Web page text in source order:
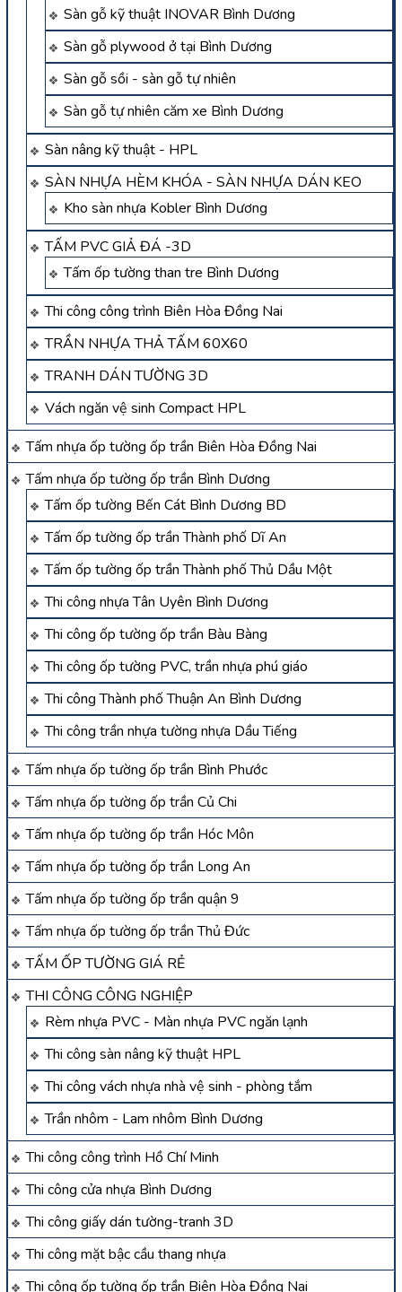
Sàn gỗ kỹ thuật INOVAR Bình Dương
Sàn gỗ plywood ở tại Bình Dương
Sàn gỗ sồi - sàn gỗ tự nhiên
Sàn gỗ tự nhiên căm xe Bình Dương
Sàn nâng kỹ thuật - HPL
SÀN NHỰA HÈM KHÓA - SÀN NHỰA DÁN KEO
Kho sàn nhựa Kobler Bình Dương
TẤM PVC GIẢ ĐÁ -3D
Tấm ốp tường than tre Bình Dương
Thi công công trình Biên Hòa Đồng Nai
TRẦN NHỰA THẢ TẤM 60X60
TRANH DÁN TƯỜNG 3D
Vách ngăn vệ sinh Compact HPL
Tấm nhựa ốp tường ốp trần Biên Hòa Đồng Nai
Tấm nhựa ốp tường ốp trần Bình Dương
Tấm ốp tường Bến Cát Bình Dương BD
Tấm ốp tường ốp trần Thành phố Dĩ An
Tấm ốp tường ốp trần Thành phố Thủ Dầu Một
Thi công nhựa Tân Uyên Bình Dương
Thi công ốp tường ốp trần Bàu Bàng
Thi công ốp tường PVC, trần nhựa phú giáo
Thi công Thành phố Thuận An Bình Dương
Thi công trần nhựa tường nhựa Dầu Tiếng
Tấm nhựa ốp tường ốp trần Bình Phước
Tấm nhựa ốp tường ốp trần Củ Chi
Tấm nhựa ốp tường ốp trần Hóc Môn
Tấm nhựa ốp tường ốp trần Long An
Tấm nhựa ốp tường ốp trần quận 9
Tấm nhựa ốp tường ốp trần Thủ Đức
TẤM ỐP TƯỜNG GIÁ RẺ
THI CÔNG CÔNG NGHIỆP
Rèm nhựa PVC - Màn nhựa PVC ngăn lạnh
Thi công sàn nâng kỹ thuật HPL
Thi công vách nhựa nhà vệ sinh - phòng tắm
Trần nhôm - Lam nhôm Bình Dương
Thi công công trình Hồ Chí Minh
Thi công cửa nhựa Bình Dương
Thi công giấy dán tường-tranh 3D
Thi công mặt bậc cầu thang nhựa
Thi công ốp tường ốp trần Biên Hòa Đồng Nai